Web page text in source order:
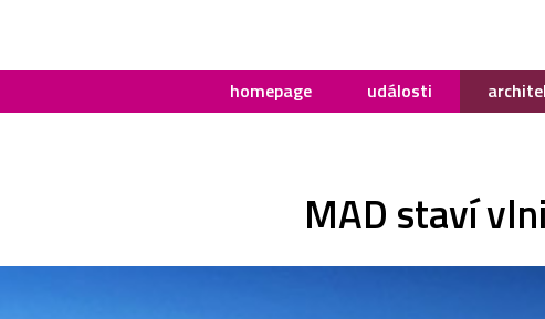
homepage události
MAD staví